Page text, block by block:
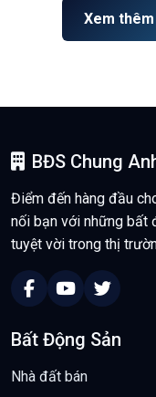
Xem
BĐS Chung
Điểm đến hàng đầu
nối bạn với những bất
tuyệt vời trong thị
Bất Động Sản
Nhà đất bán